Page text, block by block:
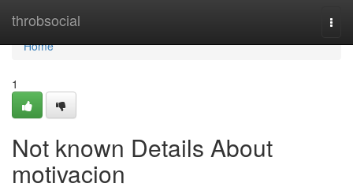
throbsocial
Home
Home
1
Not known Details About
motivacion